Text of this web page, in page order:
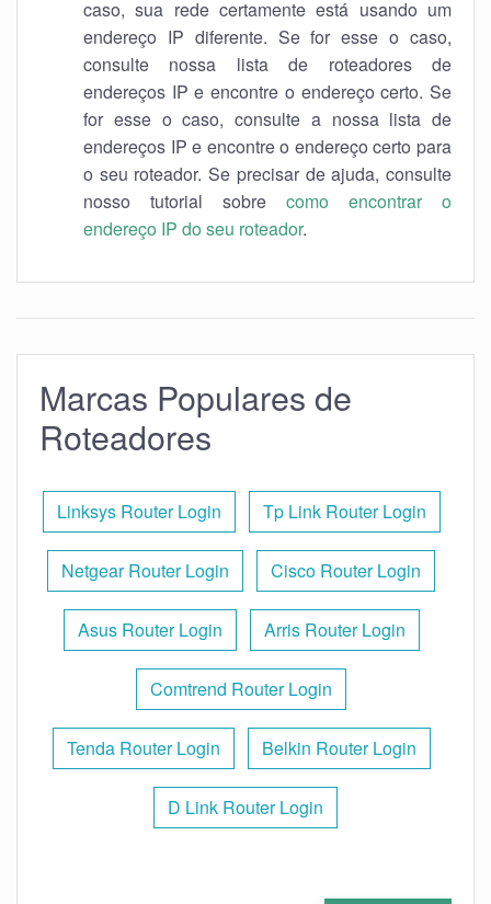
caso, sua rede certamente está usando um
endereço IP diferente. Se for esse o caso,
consulte nossa lista de roteadores de
endereços IP e encontre o endereço certo. Se
for esse o caso, consulte a nossa lista de
endereços IP e encontre o endereço certo para
o seu roteador. Se precisar de ajuda, consulte
nosso tutorial sobre como encontrar o
endereço IP do seu roteador.
Marcas Populares de
Roteadores
Linksys Router Login Tp Link Router Login
Netgear Router Login Cisco Router Login
Asus Router Login Arris Router Login
Comtrend Router Login
Tenda Router Login Belkin Router Login
D Link Router Login